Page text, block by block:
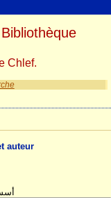
auteur
Chlef.